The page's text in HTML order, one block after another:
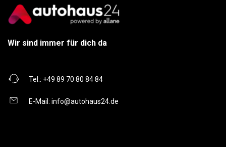
Wir sind immer für dich da
Tel.: +49 89 70 80 84 84
E-Mail: info@autohaus24.de